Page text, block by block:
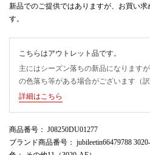
新品でのご提供ではありますが、お買い
す。
こちらはアウトレット品です。
主にはシーズン落ちの新品になります
の色落ち等がある場合がございます（訳
詳細はこちら
商品番号 ： J08250DU01277
ブランド商品番号 ： jubileetin66479788